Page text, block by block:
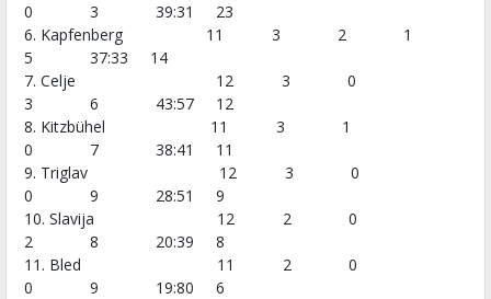
0 3 39:31 23
6. Kapfenberg 11 3 2 1
5 37:33 14
7. Celje 12 3 0
3 6 43:57 12
8. Kitzbühel 11 3 1
0 7 38:41 11
9. Triglav 12 3 0
0 9 28:51 9
10. Slavija 12 2 0
2 8 20:39 8
11. Bled 11 2 0
0 9 19:80 6